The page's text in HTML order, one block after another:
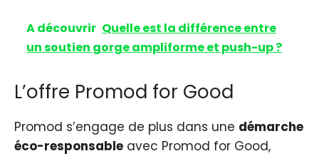
A découvrir Quelle est la différence entre
un soutien gorge ampliforme et push-up ?
L’offre Promod for Good
Promod s’engage de plus dans une démarche
éco-responsable avec Promod for Good,